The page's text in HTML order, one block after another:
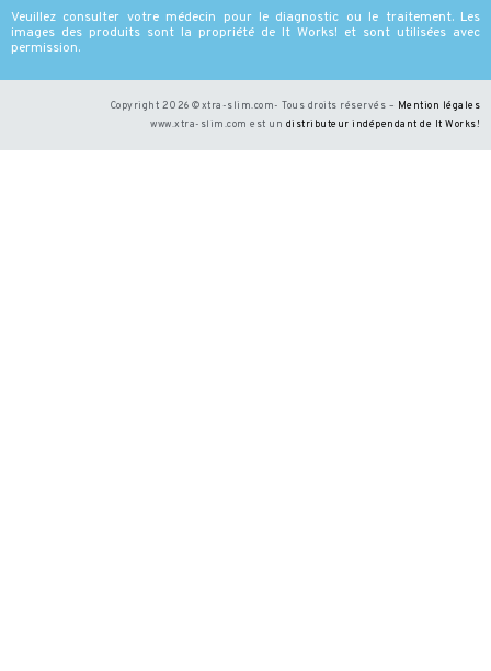
Veuillez consulter votre médecin pour le diagnostic ou le traitement. Les
images des produits sont la propriété de It Works! et sont utilisées avec
permission.
Copyright 2026 ©xtra-slim.com- Tous droits réservés – Mention légales
www.xtra-slim.com est un distributeur indépendant de It Works!